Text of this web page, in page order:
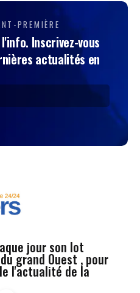
PREMIÈRE
Inscrivez-vous
actualités en
jour son lot
grand Ouest , pour
l'actualité de la